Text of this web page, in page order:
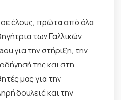
όλους, πρώτα από όλα
των Γαλλικών
για την στήριξη, την
της και στη
μας για την
δουλειά και την